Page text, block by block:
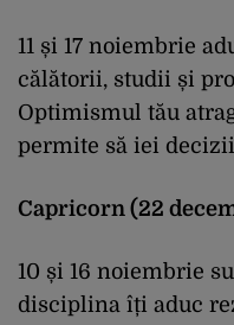
11 și 17 noiembrie
călătorii, studii și
Optimismul tău
permite să iei
Capricorn (22
10 și 16 noiembrie
disciplina îți aduc